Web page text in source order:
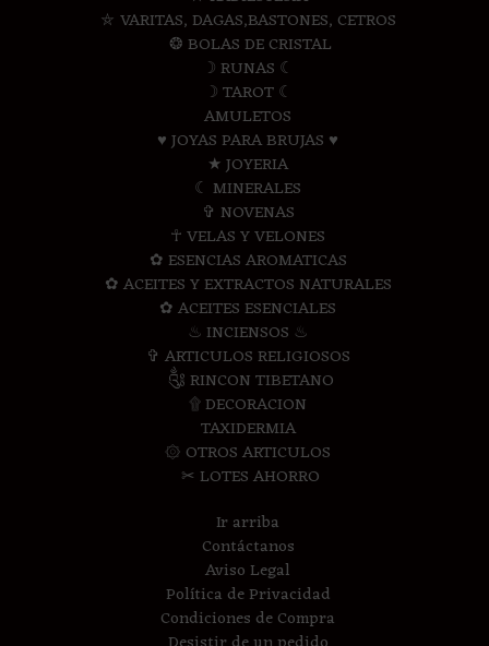
⛤ VARITAS, DAGAS,BASTONES, CETROS
❂ BOLAS DE CRISTAL
☽ RUNAS ☾
☽ TAROT ☾
AMULETOS
♥ JOYAS PARA BRUJAS ♥
★ JOYERIA
☾ MINERALES
✞ NOVENAS
☥ VELAS Y VELONES
✿ ESENCIAS AROMATICAS
✿ ACEITES Y EXTRACTOS NATURALES
✿ ACEITES ESENCIALES
♨ INCIENSOS ♨
✞ ARTICULOS RELIGIOSOS
༃ RINCON TIBETANO
۩ DECORACION
TAXIDERMIA
۞ OTROS ARTICULOS
✂ LOTES AHORRO
Ir arriba
Contáctanos
Aviso Legal
Política de Privacidad
Condiciones de Compra